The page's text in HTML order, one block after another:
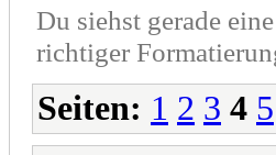
Du siehst gerade
richtiger
Seiten: 1 2 3 4 5